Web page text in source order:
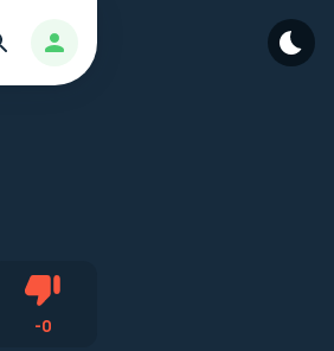
Авторизация
-0Не нравится (0.0, 0, 15249)